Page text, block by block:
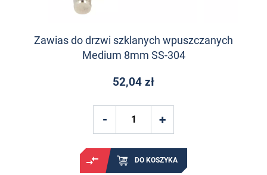
Zawias do drzwi szklanych wpuszczanych
Medium 8mm SS-304
52,04 zł
DO KOSZYKA